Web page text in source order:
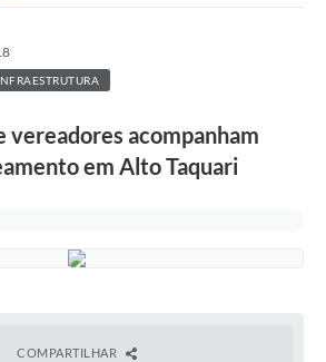
vereadores acompanham
em Alto Taquari
COMPARTILHAR